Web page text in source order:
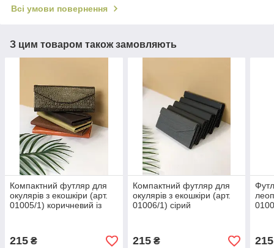
Всі умови повернення
З цим товаром також замовляють
Компактний футляр для
окулярів з екошкіри (арт.
01005/1) коричневий із
215 ₴
Компактний футляр для
окулярів з екошкіри (арт.
01006/1) сірий
215₴ 215